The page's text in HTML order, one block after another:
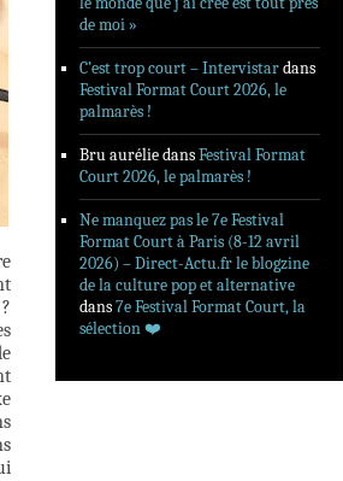
?
de moi »
C’est trop court – Intervistardans
Festival Format Court 2026, le
palmarès !
Bru auréliedansFestival Format
Court 2026, le palmarès !
Ne manquez pas le 7e Festival
Format Court à Paris (8-12 avril
2026) – Direct-Actu.fr le blogzine
de la culture pop et alternative
dans7e Festival Format Court, la
sélection ❤️‍